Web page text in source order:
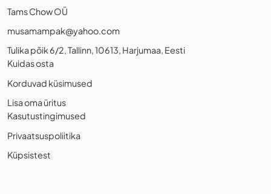
Tams Chow OÜ
musamampak@yahoo.com
Tulika põik 6/2, Tallinn, 10613, Harjumaa, Eesti
Kuidas osta
Korduvad küsimused
Lisa oma üritus
Kasutustingimused
Privaatsuspoliitika
Küpsistest